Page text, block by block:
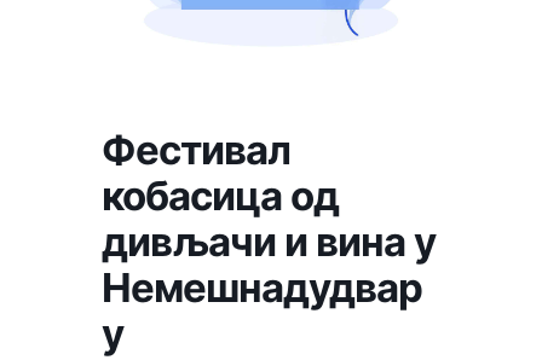
Фестивал
кобасица од
дивљачи и вина у
Немешнадудвар
у